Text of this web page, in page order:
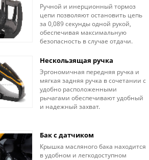
Ручной и инерционный тормоз
цепи позволяют остановить цепь
за 0,089 секунды одной рукой,
обеспечивая максимальную
безопасность в случае отдачи.
Нескользящая ручка
Эргономичная передняя ручка и
мягкая задняя ручка в сочетании с
удобно расположенными
рычагами обеспечивают удобный
и надежный захват.
Бак с датчиком
Крышка масляного бака находится
в удобном и легкодоступном